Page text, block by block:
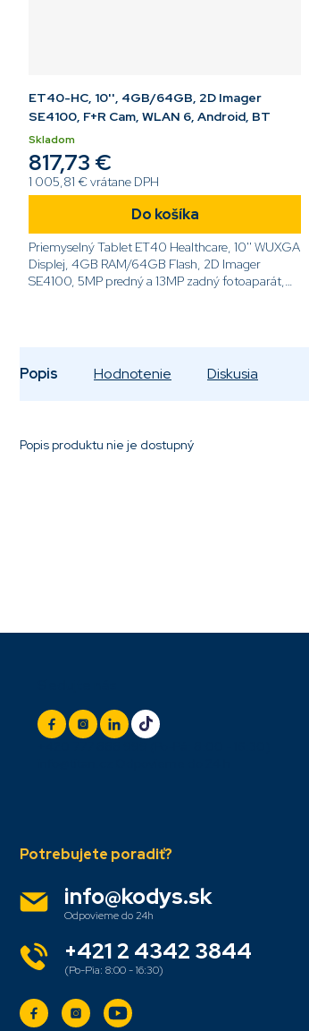
ET40-HC, 10'', 4GB/64GB, 2D Imager
SE4100, F+R Cam, WLAN 6, Android, BT
Skladom
1 005,81 € vrátane DPH
817,73 €
Do košíka
Priemyselný Tablet ET40 Healthcare, 10'' WUXGA
Displej, 4GB RAM/64GB Flash, 2D Imager
SE4100, 5MP predný a 13MP zadný fotoaparát,
Popis Hodnotenie Diskusia
Popis produktu nie je dostupný
info@kodys.sk
+421 2 4342 3844